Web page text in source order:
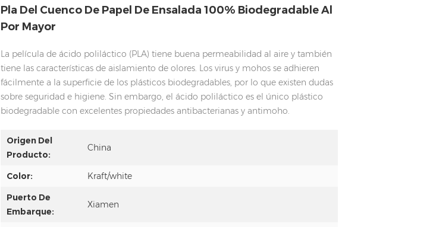
Pla Del Cuenco De Papel De Ensalada 100% Biodegradable Al
Por Mayor
La película de ácido poliláctico (PLA) tiene buena permeabilidad al aire y también
tiene las características de aislamiento de olores. Los virus y mohos se adhieren
fácilmente a la superficie de los plásticos biodegradables, por lo que existen dudas
sobre seguridad e higiene. Sin embargo, el ácido poliláctico es el único plástico
biodegradable con excelentes propiedades antibacterianas y antimoho.
Origen Del
Producto:
China
Color:
Kraft/white
Puerto De
Embarque:
Xiamen